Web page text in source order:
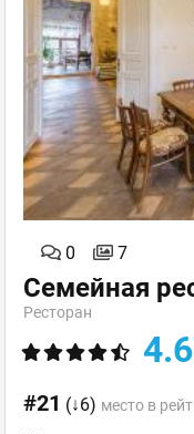
0 7
Семейная
Ресторан
#21 (↓6) место в